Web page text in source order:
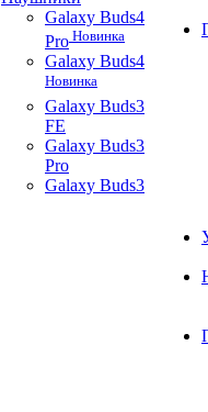
Galaxy Buds4
Pro Новинка
Galaxy Buds4
Новинка
Galaxy Buds3
FE
Galaxy Buds3
Pro
Galaxy Buds3